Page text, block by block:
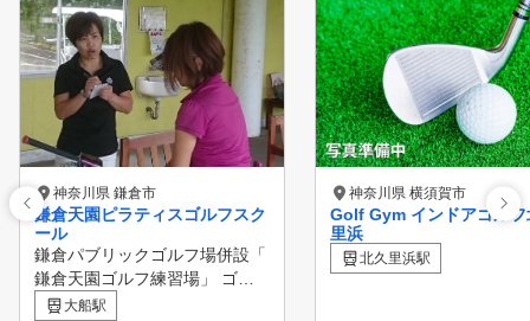
神奈川県 鎌倉市
鎌倉天園ピラティスゴルフスク
ール
鎌倉パブリックゴルフ場併設「
鎌倉天園ゴルフ練習場」 ゴル
フスクールにヨガの理念やピラ
大船駅
神奈川県 横須賀市
Golf Gym インドアゴルフ
里浜
北久里浜駅